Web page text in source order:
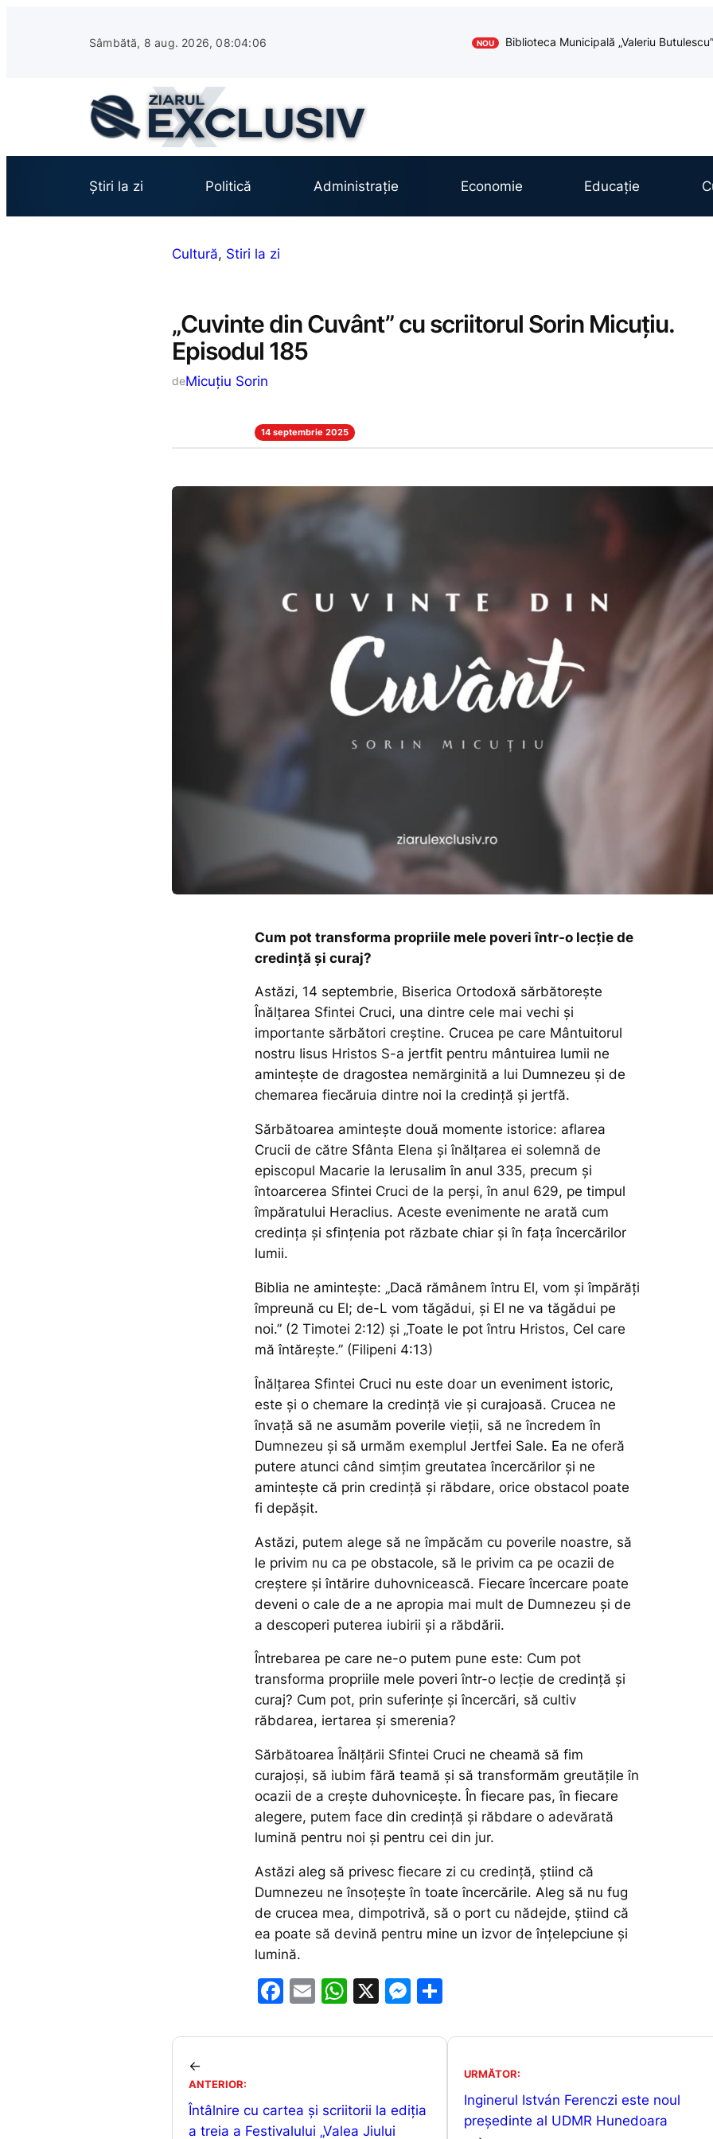
Sâmbătă, 8 aug. 2026, 08:04:07 NOU Biblioteca Municipală „Valeriu
Știri la zi Politică Administrație Economie Educație
Cultură, Stiri la zi
„Cuvinte din Cuvânt” cu scriitorul Sorin Micuțiu.
Episodul 185
deMicuțiu Sorin
14 septembrie 2025
Cum pot transforma propriile mele poveri într-o lecție de
credință și curaj?
Astăzi, 14 septembrie, Biserica Ortodoxă sărbătorește
Înălțarea Sfintei Cruci, una dintre cele mai vechi și
importante sărbători creștine. Crucea pe care Mântuitorul
nostru Iisus Hristos S-a jertfit pentru mântuirea lumii ne
amintește de dragostea nemărginită a lui Dumnezeu și de
chemarea fiecăruia dintre noi la credință și jertfă.
Sărbătoarea amintește două momente istorice: aflarea
Crucii de către Sfânta Elena și înălțarea ei solemnă de
episcopul Macarie la Ierusalim în anul 335, precum și
întoarcerea Sfintei Cruci de la perși, în anul 629, pe timpul
împăratului Heraclius. Aceste evenimente ne arată cum
credința și sfințenia pot răzbate chiar și în fața încercărilor
lumii.
Biblia ne amintește: „Dacă rămânem întru El, vom şi împărăţi
împreună cu El; de-L vom tăgădui, şi El ne va tăgădui pe
noi.” (2 Timotei 2:12) și „Toate le pot întru Hristos, Cel care
mă întăreşte.” (Filipeni 4:13)
Înălțarea Sfintei Cruci nu este doar un eveniment istoric,
este și o chemare la credință vie și curajoasă. Crucea ne
învață să ne asumăm poverile vieții, să ne încredem în
Dumnezeu și să urmăm exemplul Jertfei Sale. Ea ne oferă
putere atunci când simțim greutatea încercărilor și ne
amintește că prin credință și răbdare, orice obstacol poate
fi depășit.
Astăzi, putem alege să ne împăcăm cu poverile noastre, să
le privim nu ca pe obstacole, să le privim ca pe ocazii de
creștere și întărire duhovnicească. Fiecare încercare poate
deveni o cale de a ne apropia mai mult de Dumnezeu și de
a descoperi puterea iubirii și a răbdării.
Întrebarea pe care ne-o putem pune este: Cum pot
transforma propriile mele poveri într-o lecție de credință și
curaj? Cum pot, prin suferințe și încercări, să cultiv
răbdarea, iertarea și smerenia?
Sărbătoarea Înălțării Sfintei Cruci ne cheamă să fim
curajoși, să iubim fără teamă și să transformăm greutățile în
ocazii de a crește duhovnicește. În fiecare pas, în fiecare
alegere, putem face din credință și răbdare o adevărată
lumină pentru noi și pentru cei din jur.
Astăzi aleg să privesc fiecare zi cu credință, știind că
Dumnezeu ne însoțește în toate încercările. Aleg să nu fug
de crucea mea, dimpotrivă, să o port cu nădejde, știind că
ea poate să devină pentru mine un izvor de înțelepciune și
lumină.
F
c
o
E
ai
W
at
p
X
M
s
n
ta
←
ANTERIOR:
Întâlnire cu cartea și scriitorii la ediția
a treia a Festivalului „Valea Jiului
URMĂTOR:
Inginerul István Ferenczi este noul
președinte al UDMR Hunedoara